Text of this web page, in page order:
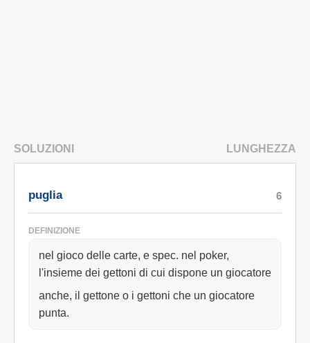
SOLUZIONI LUNGHEZZA
puglia
DEFINIZIONE
nel gioco delle carte, e spec. nel poker,
l'insieme dei gettoni di cui dispone un giocatore
anche, il gettone o i gettoni che un giocatore
punta.
6